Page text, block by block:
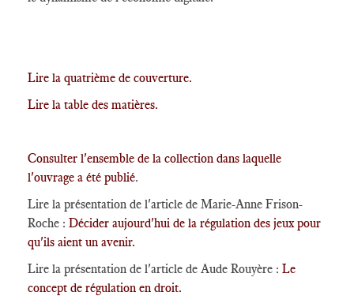
Lire la quatrième de couverture.
Lire la table des matières.
Consulter l'ensemble de la collection dans laquelle
l'ouvrage a été publié.
Lire la présentation de l'article de Marie-Anne Frison-
Roche : Décider aujourd'hui de la régulation des jeux pour
qu'ils aient un avenir.
Lire la présentation de l'article de Aude Rouyère : Le
concept de régulation en droit.